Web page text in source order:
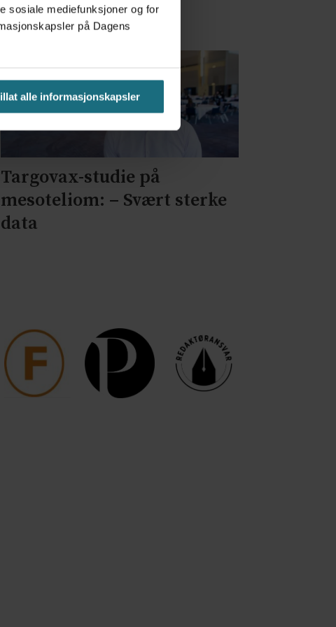
sosiale mediefunksjoner og for
på Dagens
alle informasjonskapsler
Targovax-studie på
mesoteliom: – Svært sterke
data